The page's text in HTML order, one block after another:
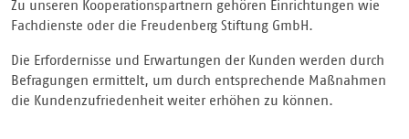
Zu unseren Kooperationspartnern gehören Einrichtungen wie
Fachdienste oder die Freudenberg Stiftung GmbH.
Die Erfordernisse und Erwartungen der Kunden werden durch
Befragungen ermittelt, um durch entsprechende Maßnahmen
die Kundenzufriedenheit weiter erhöhen zu können.